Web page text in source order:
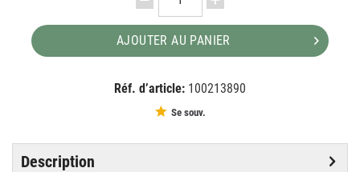
AJOUTER AU PANIER
Réf. d’article: 100213890
Se souv.
Description